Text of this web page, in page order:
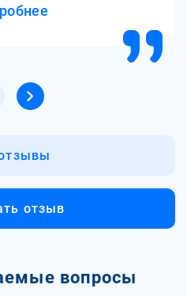
отзыв
вопросы